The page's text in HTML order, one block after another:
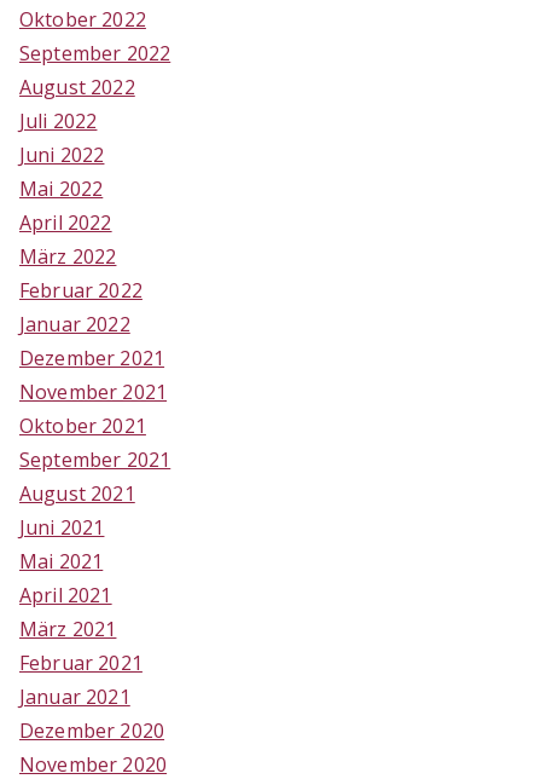
Oktober 2022
September 2022
August 2022
Juli 2022
Juni 2022
Mai 2022
April 2022
März 2022
Februar 2022
Januar 2022
Dezember 2021
November 2021
Oktober 2021
September 2021
August 2021
Juni 2021
Mai 2021
April 2021
März 2021
Februar 2021
Januar 2021
Dezember 2020
November 2020